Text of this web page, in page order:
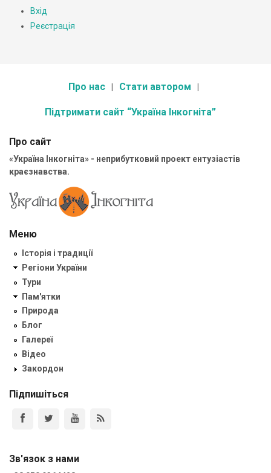
Вхід
Реєстрація
Про нас Стати автором
Підтримати сайт “Україна Інкогніта”
Про сайт
«Україна Інкогніта» - неприбутковий проект ентузіастів
краєзнавства.
Меню
Історія і традиції
Регіони України
Тури
Пам'ятки
Природа
Блог
Галереї
Відео
Закордон
Підпишіться
Зв'язок з нами